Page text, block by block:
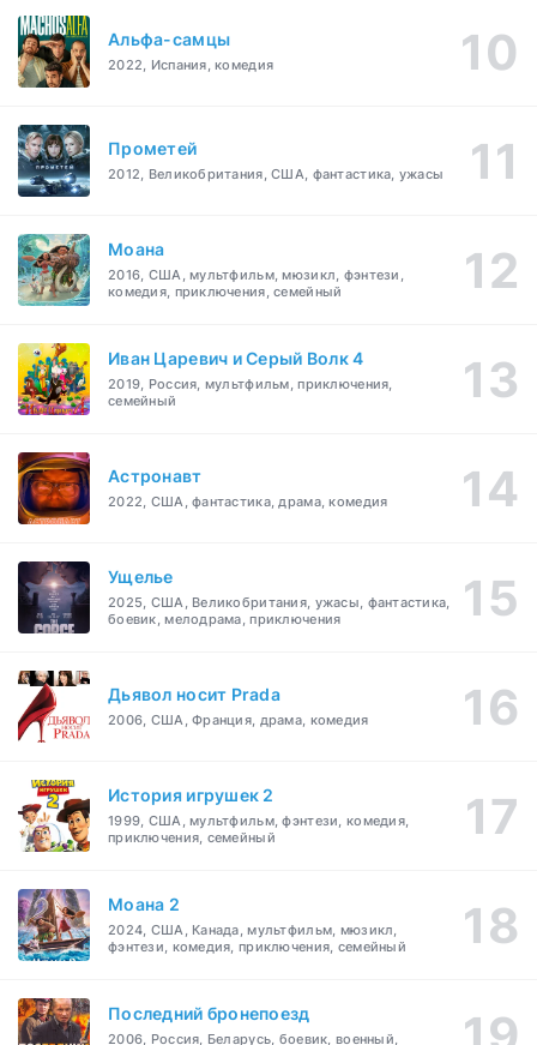
Альфа-самцы
2022, Испания, комедия
Прометей
2012, Великобритания, США, фантастика, ужасы
Моана
2016, США, мультфильм, мюзикл, фэнтези,
комедия, приключения, семейный
Иван Царевич и Серый Волк 4
2019, Россия, мультфильм, приключения,
семейный
Астронавт
2022, США, фантастика, драма, комедия
Ущелье
2025, США, Великобритания, ужасы, фантастика,
боевик, мелодрама, приключения
Дьявол носит Prada
2006, США, Франция, драма, комедия
История игрушек 2
1999, США, мультфильм, фэнтези, комедия,
приключения, семейный
Моана 2
2024, США, Канада, мультфильм, мюзикл,
фэнтези, комедия, приключения, семейный
Последний бронепоезд
2006, Россия, Беларусь, боевик, военный,